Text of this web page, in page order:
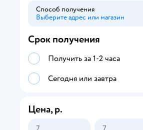
Способ получения
Выберите адрес или магазин
Способ получения
Срок получения
Получить за 1-2 часа
Сегодня или завтра
Цена, р.